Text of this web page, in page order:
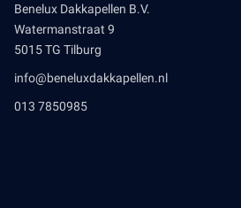
Benelux Dakkapellen B.V.
Watermanstraat 9
5015 TG Tilburg
info@beneluxdakkapellen.nl
013 7850985